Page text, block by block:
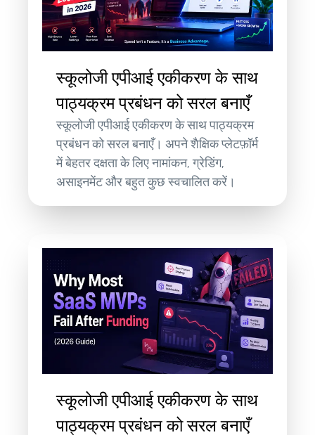
स्कूलोजी एपीआई एकीकरण के साथ
पाठ्यक्रम प्रबंधन को सरल बनाएँ
स्कूलोजी एपीआई एकीकरण के साथ पाठ्यक्रम
प्रबंधन को सरल बनाएँ। अपने शैक्षिक प्लेटफ़ॉर्म
में बेहतर दक्षता के लिए नामांकन, ग्रेडिंग,
असाइनमेंट और बहुत कुछ स्वचालित करें।
स्कूलोजी एपीआई एकीकरण के साथ
पाठ्यक्रम प्रबंधन को सरल बनाएँ